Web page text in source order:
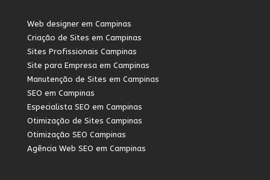
Web designer em Campinas
Criação de Sites em Campinas
Sites Profissionais Campinas
Site para Empresa em Campinas
Manutenção de Sites em Campinas
SEO em Campinas
Especialista SEO em Campinas
Otimização de Sites Campinas
Otimização SEO Campinas
Agência Web SEO em Campinas